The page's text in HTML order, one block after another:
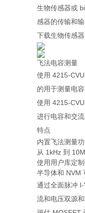
生物传感器或
感器的传输和
下载生物传感
飞法电容测量
使用 4215-
的用于测量电
使用 4215-
进行电容和交
特点
内置飞法测量
从 1kHz 到
使用用户库定
半导体和 NVM
通过全面脉冲
流和电压双源